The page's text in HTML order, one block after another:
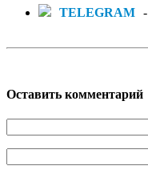
TELEGRAM -
Оставить комментарий